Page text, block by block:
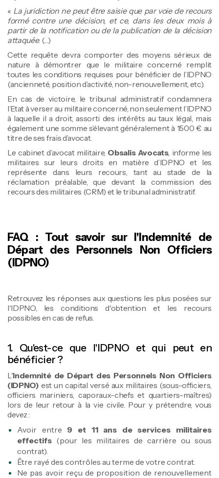
« La juridiction ne peut être saisie que par voie de recours
formé contre une décision, et ce, dans les deux mois à
partir de la notification ou de la publication de la décision
attaquée. (…)
Cette requête devra comporter des moyens sérieux de
nature à démontrer que le militaire concerné remplit
toutes les conditions requises pour bénéficier de l’IDPNO
(ancienneté, position d’activité, non-renouvellement, etc).
En cas de victoire, le tribunal administratif condamnera
l’Etat à verser au militaire concerné, non seulement l’IDPNO
à laquelle il a droit, assorti des intérêts au taux légal, mais
également une somme s’élevant généralement à 1500 € au
titre de ses frais d’avocat.
Le cabinet d’avocat militaire, Obsalis Avocats, informe les
militaires sur leurs droits en matière d’IDPNO et les
représente dans leurs recours, tant au stade de la
réclamation préalable, que devant la commission des
recours des militaires (CRM) et le tribunal administratif.
FAQ : Tout savoir sur l'Indemnité de
Départ des Personnels Non Officiers
(IDPNO)
Retrouvez les réponses aux questions les plus posées sur
l'IDPNO, les conditions d'obtention et les recours
possibles en cas de refus.
1. Qu'est-ce que l'IDPNO et qui peut en
bénéficier ?
L'Indemnité de Départ des Personnels Non Officiers
(IDPNO) est un capital versé aux militaires (sous-officiers,
officiers mariniers, caporaux-chefs et quartiers-maîtres)
lors de leur retour à la vie civile. Pour y prétendre, vous
devez :
Avoir entre 9 et 11 ans de services militaires
effectifs (pour les militaires de carrière ou sous
contrat).
Être rayé des contrôles au terme de votre contrat.
Ne pas avoir reçu de proposition de renouvellement